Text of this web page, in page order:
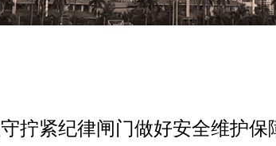
拧紧纪律闸门做好安全维护